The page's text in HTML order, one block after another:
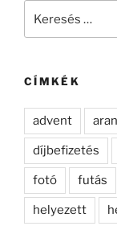
CÍMKÉK
advent
díjbefizetés
fotó futás
helyezett